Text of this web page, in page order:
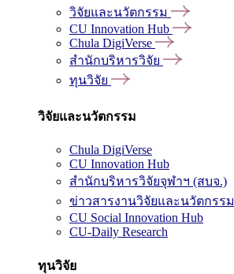
วิจัยและนวัตกรรม
CU Innovation Hub
Chula DigiVerse
สำนักบริหารวิจัย
ทุนวิจัย
วิจัยและนวัตกรรม
Chula DigiVerse
CU Innovation Hub
สำนักบริหารวิจัยจุฬาฯ (สบจ.)
ข่าวสารงานวิจัยและนวัตกรรม
CU Social Innovation Hub
CU-Daily Research
ทุนวิจัย